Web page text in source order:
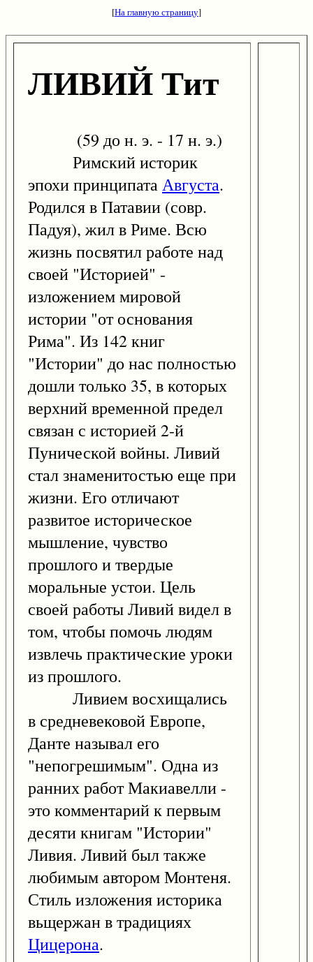
[На главную страницу]
ЛИВИЙ Тит
(59 до н. э. - 17 н. э.)
Римский историк
эпохи принципатаАвгуста.
Родился в Патавии (совр.
Падуя), жил в Риме. Всю
жизнь посвятил работе над
своей "Историей" -
изложением мировой
истории "от основания
Рима". Из 142 книг
"Истории" до нас полностью
дошли только 35, в которых
верхний временной предел
связан с историей 2-й
Пунической войны. Ливий
стал знаменитостью еще при
жизни. Его отличают
развитое историческое
мышление, чувство
прошлого и твердые
моральные устои. Цель
своей работы Ливий видел в
том, чтобы помочь людям
извлечь практические уроки
из прошлого.
Ливием восхищались
в средневековой Европе,
Данте называл его
"непогрешимым". Одна из
ранних работ Макиавелли -
это комментарий к первым
десяти книгам "Истории"
Ливия. Ливий был также
любимым автором Монтеня.
Стиль изложения историка
вьщержан в традициях
Цицерона.